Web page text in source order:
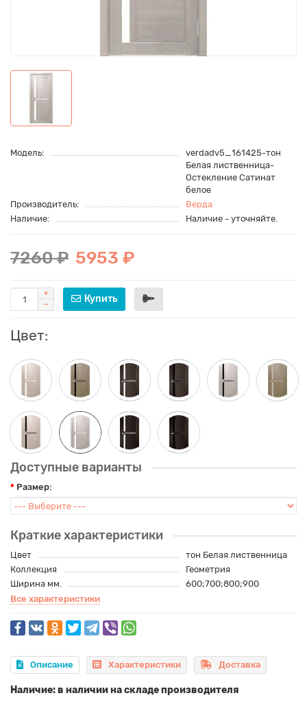
Модель:
verdadv5_161425-тон
Белая лиственница-
Остекление Сатинат
белое
Производитель:
Верда
Наличие:
Наличие - уточняйте.
7260 ₽ 5953 ₽
Купить
Цвет:
Доступные варианты
Размер:
Краткие характеристики
Цвет
тон Белая лиственница
Коллекция
Геометрия
Ширина мм.
600;700;800;900
Все характеристики
Описание Характеристики Доставка
Наличие: в наличии на складе производителя